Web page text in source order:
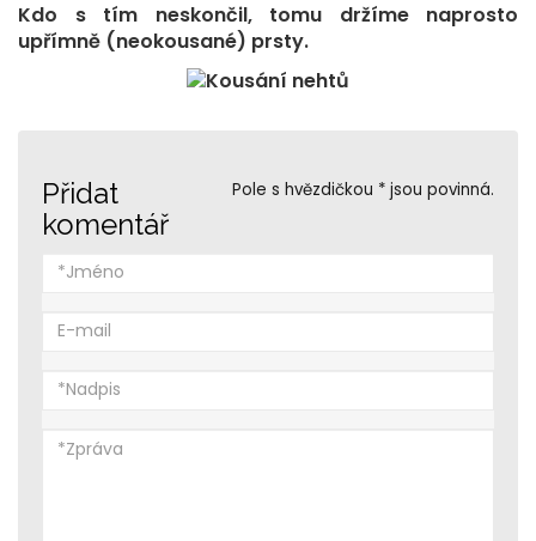
Kdo s tím neskončil, tomu držíme naprosto
upřímně (neokousané) prsty.
Pole s hvězdičkou * jsou povinná.
Přidat
komentář